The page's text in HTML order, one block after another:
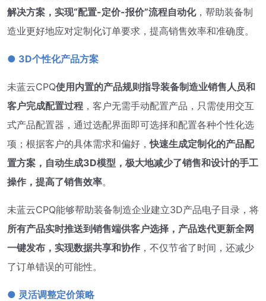
解决方案，实现“配置-定价-报价”流程自动化，帮助装备制
造业更好地应对定制化订单要求，提高销售效率和准确度。
● 3D个性化产品方案
未蓝云CPQ使用内置的产品规则指导装备制造业销售人员和
客户完成配置过程 ，客户无需手动配置产品，只需使用交互
式产品配置器，通过选配界面即可选择和配置各种个性化选
项；根据客户的具体需求和偏好，快速生成定制化的产品配
置方案，自动生成3D模型，极大地减少了销售和设计的手工
操作，提高了销售效率。
未蓝云CPQ能够帮助装备制造企业建立3D产品电子目录，将
所有产品实时推送到销售端供客户选择，产品迭代更新全网
一键发布，实现数据共享和协作 ，不仅节省了时间，还减少
了订单错误的可能性。
● 灵活调整定价策略